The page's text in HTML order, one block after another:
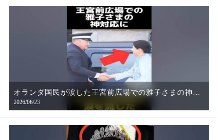
オランダ国民が涙した王宮前広場での雅子さまの神対
応
2026/06/23